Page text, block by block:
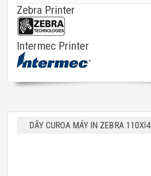
Zebra Printer
Intermec Printer
DÂY CUROA MÁY IN ZEBRA 110XI4